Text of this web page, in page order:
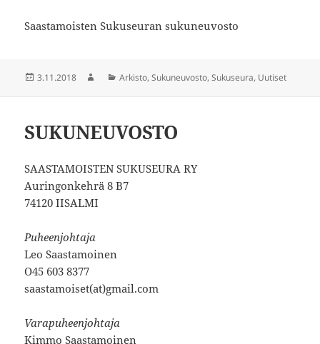
Saastamoisten Sukuseuran sukuneuvosto
Julkaistu
3.11.2018 KirjoittajaKategoriat
Arkisto,Sukuneuvosto,Sukuseura, Uutiset
SUKUNEUVOSTO
SAASTAMOISTEN SUKUSEURA RY
Auringonkehrä 8 B7
74120 IISALMI
Puheenjohtaja
Leo Saastamoinen
O45 603 8377
saastamoiset(at)gmail.com
Varapuheenjohtaja
Kimmo Saastamoinen